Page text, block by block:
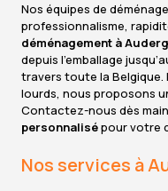
Nos équipes de
professionnalisme,
déménagement à
depuis l’emballage
travers toute la Belgique.
lourds, nous proposons
Contactez-nous dès
personnalisépour votre
Nos services à